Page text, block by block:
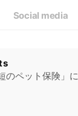
Social media
のペット保険」